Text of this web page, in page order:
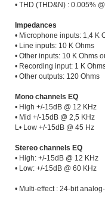
• THD (THD&N) : 0.005%
Impedances
• Microphone inputs: 1,4 K
• Line inputs: 10 K Ohms
• Other inputs: 10 K Ohms
• Recording input: 1 K
• Other outputs: 120 Ohms
Mono channels EQ
• High +/-15dB @ 12 KHz
• Mid +/-15dB @ 2,5 KHz
L• Low +/-15dB @ 45 Hz
Stereo channels EQ
• High: +/-15dB @ 12 KHz
• Low: +/-15dB @ 60 KHz
• Multi-effect : 24-bit